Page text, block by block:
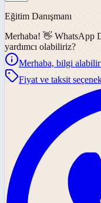
Eğitim Danışmanı
Merhaba! 👋 WhatsApp
yardımcı olabiliriz?
Merhaba, bilgi
Fiyat ve taksit